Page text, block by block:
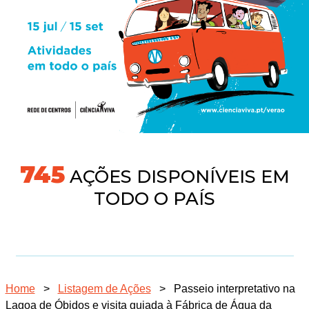
745AÇÕES DISPONÍVEIS EM
TODO O PAÍS
Home > Listagem de Ações >
Passeio interpretativo na
Lagoa de Óbidos e visita guiada à Fábrica de Água da